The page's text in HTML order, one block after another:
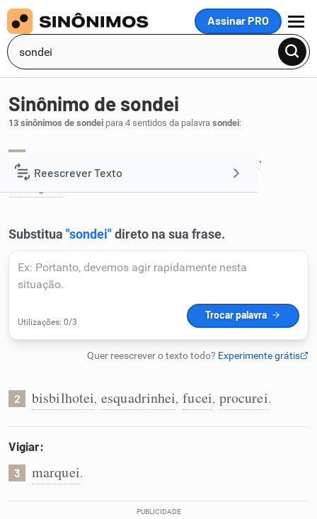
Assinar PRO
MENU
Reescrever Texto
Corrigir Texto
Detector de IA
Cata-letras
Conexões
Sinônimo de sondei
13 sinônimos de sondei para 4 sentidos da palavra sondei:
,
averigüei
2 bisbilhotei, esquadrinhei, fucei, procurei.
Vigiar:
3 marquei.